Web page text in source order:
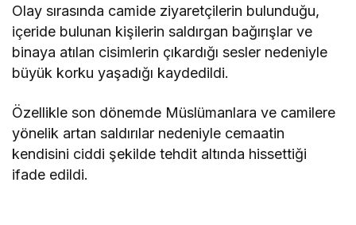
Olay sırasında camide ziyaretçilerin bulunduğu,
içeride bulunan kişilerin saldırgan bağırışlar ve
binaya atılan cisimlerin çıkardığı sesler nedeniyle
büyük korku yaşadığı kaydedildi.
Özellikle son dönemde Müslümanlara ve camilere
yönelik artan saldırılar nedeniyle cemaatin
kendisini ciddi şekilde tehdit altında hissettiği
ifade edildi.